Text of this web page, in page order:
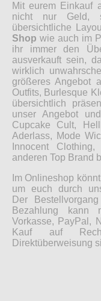
Mit eurem Einkauf
nicht nur Geld,
übersichtliche
Shop wie auch im
ihr immer den
ausverkauft sein,
wirklich
größeres Angebot
Outfits, Burlesque
übersichtlich
unser Angebot
Cupcake Cult,
Aderlass, Mode
Innocent
anderen Top Brand
Im Onlineshop
um euch durch
Der
Bezahlung kann
Vorkasse, PayPal,
Kauf auf
Direktüberweisung